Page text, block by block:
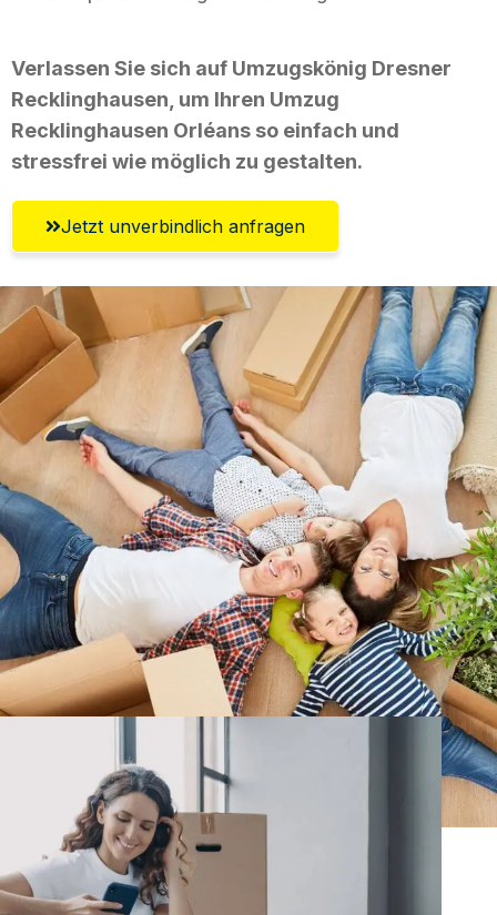
Verlassen Sie sich auf Umzugskönig Dresner
Recklinghausen, um Ihren Umzug
Recklinghausen Orléans so einfach und
stressfrei wie möglich zu gestalten.
Jetzt unverbindlich anfragen